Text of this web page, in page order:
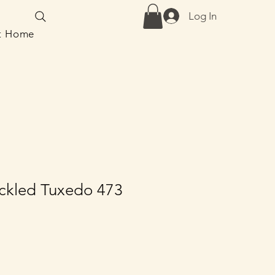
Home
Log In
Tuxedo 473